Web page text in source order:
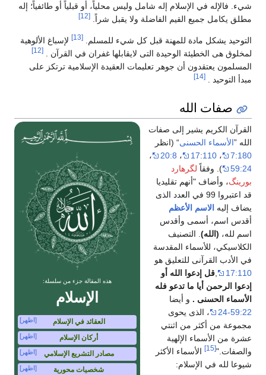
شيء. فالإله في الإسلام إله شامل وليس محلياً، أو قبلياً أو طائفياً؛ إله
مطلق يكامل جميع القيم الفاضلة ولا يقبل شراً.
[12]
التوحيد يشكل مادة للمهنة قبل كل شيء للمسلم. [13]
لإسباغ الألوهية
لمخلوق هى الخطيئة الوحيدة التى لايقابلها غفران في القرآن .
[12]
المسلمون يعتقدون أن جوهر تعليمات العقيدة الإسلامية ترتكز على
مبدأ التوحيد .
[14]
صفات الله
هذه المقالة جزء من سلسلة:
الإسلام
العقائد في الإسلام [اظهر]
أركان الإسلام [اظهر]
مصادر التشريع الإسلامي [اظهر]
شخصيات محورية [اظهر]
القرآن الكريم يشير إلى صفات
الله ”الأسماء الحسنى“ (انظر
7:180
، 17:110 ، 20:8
،
59:24
). وفقاً لگرهارد
بورينگ، وأضاف "أنهم تقليديا
قد اعتبروا 99 في العدد الذى
يضاف إليه الاسم الأعظم
أقدس اسم، أسمى وأقدس
اسم لله، (الله) . التصنيف
الكلاسيكي، للأسماء المقدسة
في الأدب القرآنى للتعليق هو
17:110
قل إدعوا الله أو
إدعوا الرحمن أيا ما تدعو فله
الأسماء الحسنى . و أيضا
59:22-24
، الذى يحوى
مجموعة من أكثر من اثنتي
عشرة من الأسماء الإلهية
والصفات."[15]
الأسماء الأكثر
شيوعا لله في الإسلام: